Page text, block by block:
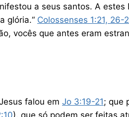
a seus santos. A
glória.“ Colossenses‬ ‭1‬:‭21‬, ‭26‬-‭
vocês que antes eram
falou em Jo 3:19-21; que